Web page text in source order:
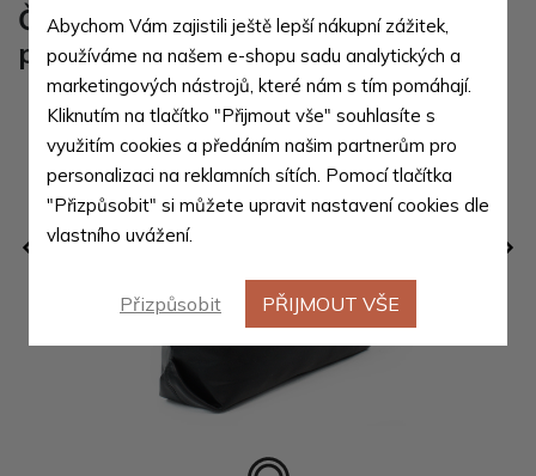
Černý elegantní dámský batoh s
prošíváním Rabia
Abychom Vám zajistili ještě lepší nákupní zážitek,
používáme na našem e-shopu sadu analytických a
marketingových nástrojů, které nám s tím pomáhají.
Kliknutím na tlačítko "Přijmout vše" souhlasíte s
využitím cookies a předáním našim partnerům pro
personalizaci na reklamních sítích. Pomocí tlačítka
"Přizpůsobit" si můžete upravit nastavení cookies dle
vlastního uvážení.
Přizpůsobit PŘIJMOUT VŠE